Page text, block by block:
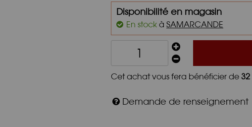
Disponibilité en magasin
En stock à SAMARCANDE
Cet achat vous fera bénéficier de 32
Demande de renseignement